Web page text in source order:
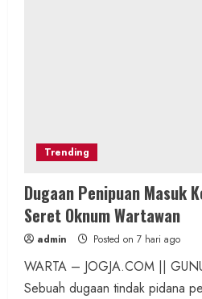
Trending
Dugaan Penipuan Masuk
Seret Oknum Wartawan
admin Posted on 7 hari ago
WARTA – JOGJA.COM ||
Sebuah dugaan tindak pidana